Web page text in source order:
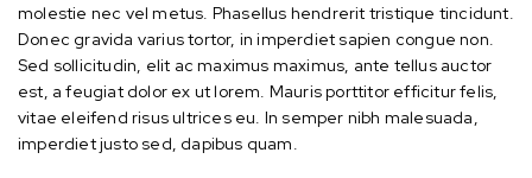
molestie nec vel metus. Phasellus hendrerit tristique tincidunt.
Donec gravida varius tortor, in imperdiet sapien congue non.
Sed sollicitudin, elit ac maximus maximus, ante tellus auctor
est, a feugiat dolor ex ut lorem. Mauris porttitor efficitur felis,
vitae eleifend risus ultrices eu. In semper nibh malesuada,
imperdiet justo sed, dapibus quam.